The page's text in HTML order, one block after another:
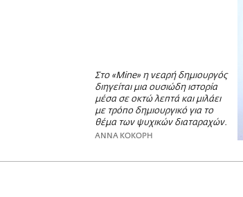
Στο «Mine» η νεαρή δημιουργός
διηγείται μια ουσιώδη ιστορία
μέσα σε οκτώ λεπτά και μιλάει
με τρόπο δημιουργικό για το
θέμα των ψυχικών διαταραχών.
ΑΝΝΑ ΚΟΚΟΡΗ